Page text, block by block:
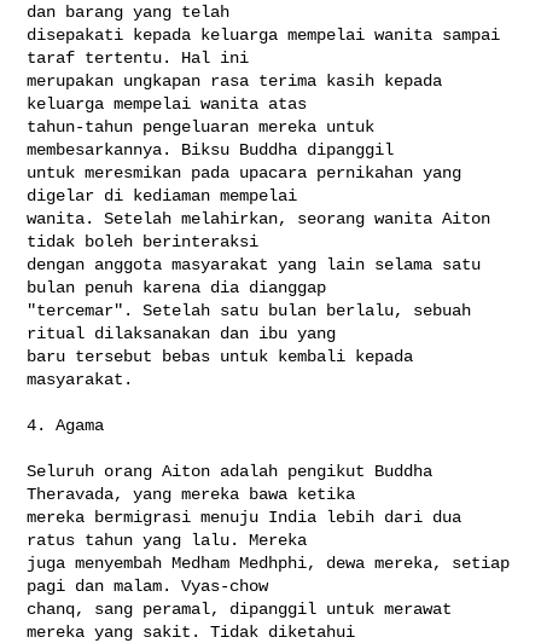
dan barang yang telah
disepakati kepada keluarga mempelai wanita sampai
taraf tertentu. Hal ini
merupakan ungkapan rasa terima kasih kepada
keluarga mempelai wanita atas
tahun-tahun pengeluaran mereka untuk
membesarkannya. Biksu Buddha dipanggil
untuk meresmikan pada upacara pernikahan yang
digelar di kediaman mempelai
wanita. Setelah melahirkan, seorang wanita Aiton
tidak boleh berinteraksi
dengan anggota masyarakat yang lain selama satu
bulan penuh karena dia dianggap
"tercemar". Setelah satu bulan berlalu, sebuah
ritual dilaksanakan dan ibu yang
baru tersebut bebas untuk kembali kepada
masyarakat.
4. Agama
Seluruh orang Aiton adalah pengikut Buddha
Theravada, yang mereka bawa ketika
mereka bermigrasi menuju India lebih dari dua
ratus tahun yang lalu. Mereka
juga menyembah Medham Medhphi, dewa mereka, setiap
pagi dan malam. Vyas-chow
chanq, sang peramal, dipanggil untuk merawat
mereka yang sakit. Tidak diketahui